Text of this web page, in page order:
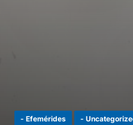
- Efemérides -